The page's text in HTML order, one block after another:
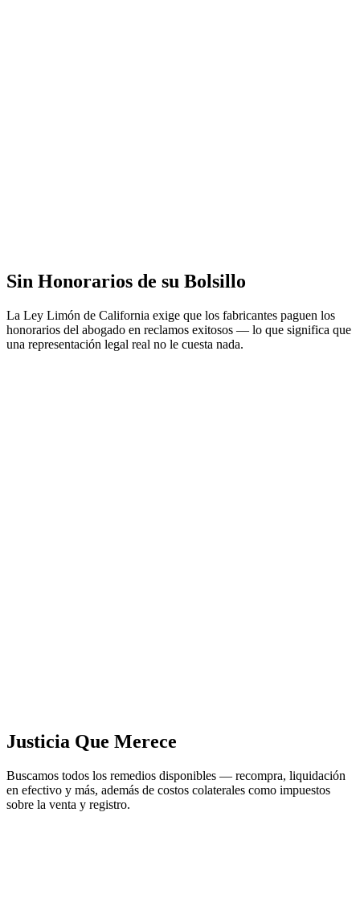
Sin Honorarios de su Bolsillo
La Ley Limón de California exige que los fabricantes paguen los
honorarios del abogado en reclamos exitosos — lo que significa que
una representación legal real no le cuesta nada.
Justicia Que Merece
Buscamos todos los remedios disponibles — recompra, liquidación
en efectivo y más, además de costos colaterales como impuestos
sobre la venta y registro.